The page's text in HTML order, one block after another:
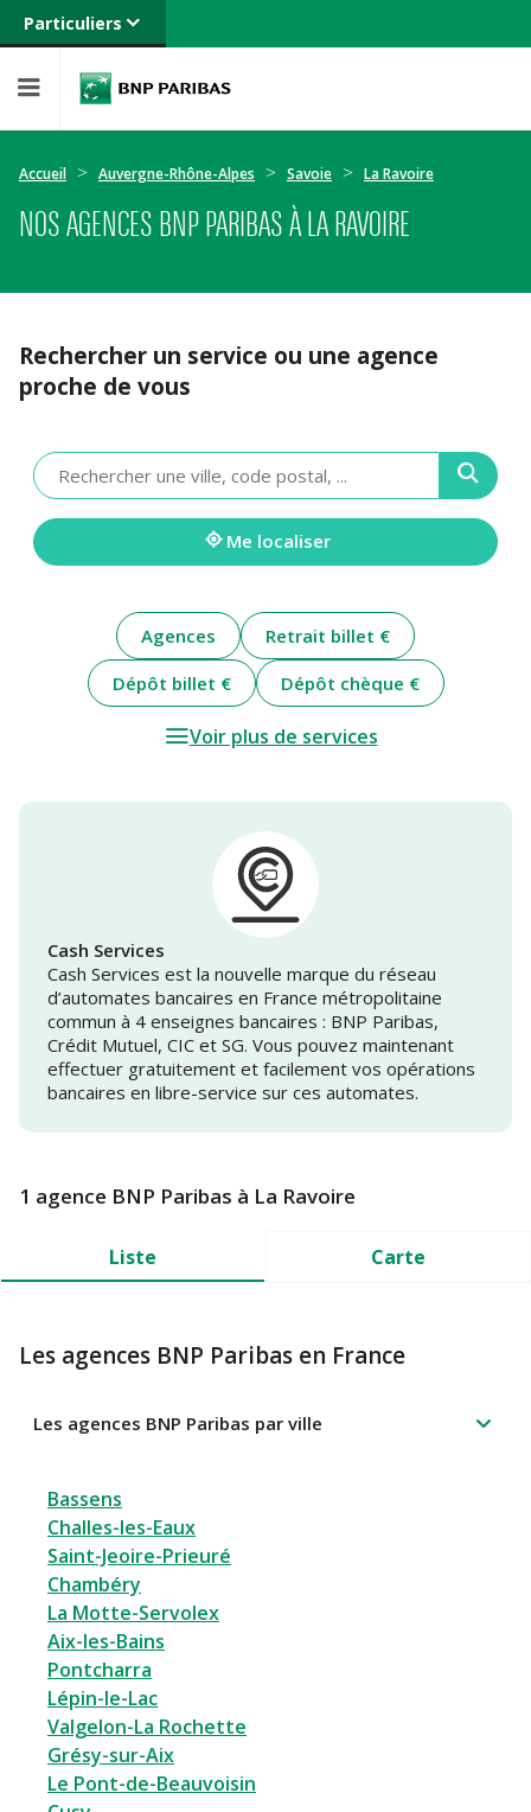
Particuliers
Banque privée
Entreprises
Accueil Auvergne-Rhône-Alpes Savoie La Ravoire
NOS AGENCES BNP PARIBAS À LA RAVOIRE
Rechercher un service ou une agence
proche de vous
Veuillez
renseigner
une
adresse
Me localiser
Agences
Retrait billet €
Dépôt billet €
Dépôt chèque €
Voir plus de services
Cash Services
Cash Services est la nouvelle marque du réseau
d’automates bancaires en France métropolitaine
commun à 4 enseignes bancaires : BNP Paribas,
Crédit Mutuel, CIC et SG. Vous pouvez maintenant
effectuer gratuitement et facilement vos opérations
bancaires en libre-service sur ces automates.
1 agence BNP Paribas à La Ravoire
Liste Carte
Les agences BNP Paribas en France
Les agences BNP Paribas par ville
Bassens
Challes-les-Eaux
Saint-Jeoire-Prieuré
Chambéry
La Motte-Servolex
Aix-les-Bains
Pontcharra
Lépin-le-Lac
Valgelon-La Rochette
Grésy-sur-Aix
Le Pont-de-Beauvoisin